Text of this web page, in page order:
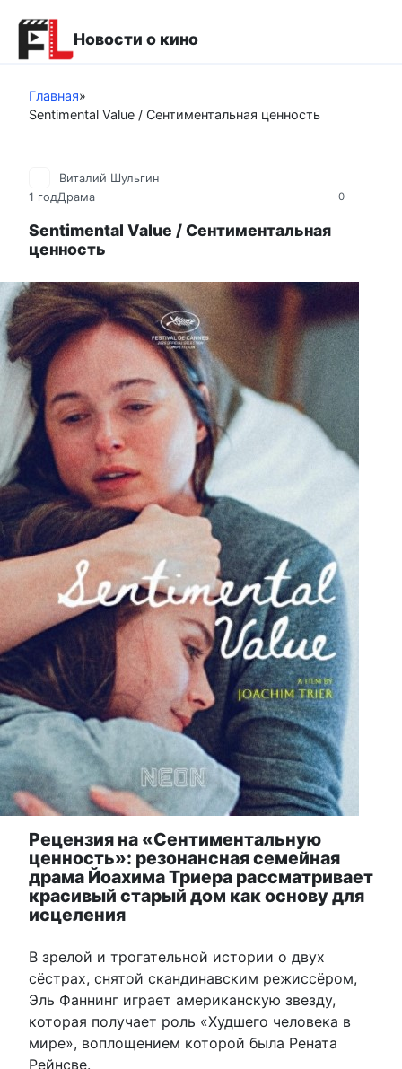
контенту
Новости о кино
Главная»
Sentimental Value / Сентиментальная ценность
0
Виталий Шульгин
1 годДрама
Sentimental Value / Сентиментальная
ценность
Рецензия на «Сентиментальную
ценность»: резонансная семейная
драма Йоахима Триера рассматривает
красивый старый дом как основу для
исцеления
В зрелой и трогательной истории о двух
сёстрах, снятой скандинавским режиссёром,
Эль Фаннинг играет американскую звезду,
которая получает роль «Худшего человека в
мире», воплощением которой была Рената
Рейнсве.